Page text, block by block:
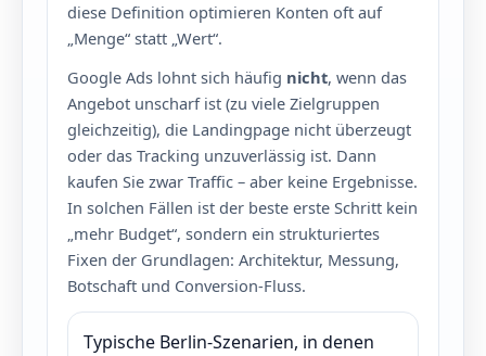
diese Definition optimieren Konten oft auf
„Menge“ statt „Wert“.
Google Ads lohnt sich häufig nicht, wenn das
Angebot unscharf ist (zu viele Zielgruppen
gleichzeitig), die Landingpage nicht überzeugt
oder das Tracking unzuverlässig ist. Dann
kaufen Sie zwar Traffic – aber keine Ergebnisse.
In solchen Fällen ist der beste erste Schritt kein
„mehr Budget“, sondern ein strukturiertes
Fixen der Grundlagen: Architektur, Messung,
Botschaft und Conversion-Fluss.
Typische Berlin-Szenarien, in denen